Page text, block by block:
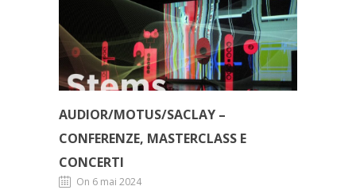
AUDIOR/MOTUS/SACLAY –
CONFERENZE, MASTERCLASS E
CONCERTI
On 6 mai 2024